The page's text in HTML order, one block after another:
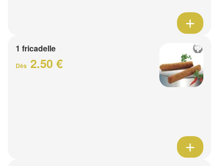
1 fricadelle
Dès 2.50 €